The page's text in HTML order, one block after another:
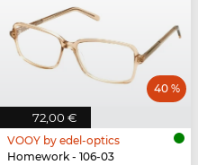
72,00 €
40 %
VOOY by edel-optics
Homework - 106-03